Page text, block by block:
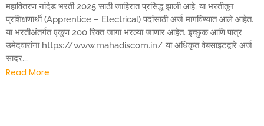
महावितरण नांदेड भरती 2025 साठी जाहिरात प्रसिद्ध झाली आहे. या भरतीतून
प्रशिक्षणार्थी (Apprentice – Electrical) पदांसाठी अर्ज मागविण्यात आले आहेत.
या भरतीअंतर्गत एकूण 200 रिक्त जागा भरल्या जाणार आहेत. इच्छुक आणि पात्र
उमेदवारांना https://www.mahadiscom.in/ या अधिकृत वेबसाइटद्वारे अर्ज
सादर...
Read More